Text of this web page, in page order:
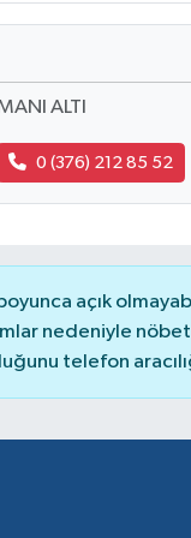
ALTI
0 (376) 212 85 52
açık
nedeniyle
telefon